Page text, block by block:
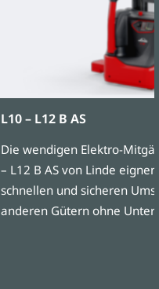
L10 – L12 B AS
Die wendigen Elektro-
– L12 B AS von Linde
schnellen und sicheren
anderen Gütern ohne